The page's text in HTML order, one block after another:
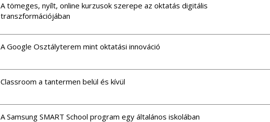
A tömeges, nyílt, online kurzusok szerepe az oktatás digitális
transzformációjában
A Google Osztályterem mint oktatási innováció
Classroom a tantermen belül és kívül
A Samsung SMART School program egy általános iskolában